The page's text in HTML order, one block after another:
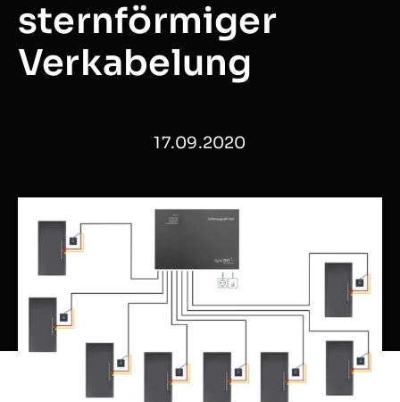
sternförmiger
Verkabelung
17.09.2020